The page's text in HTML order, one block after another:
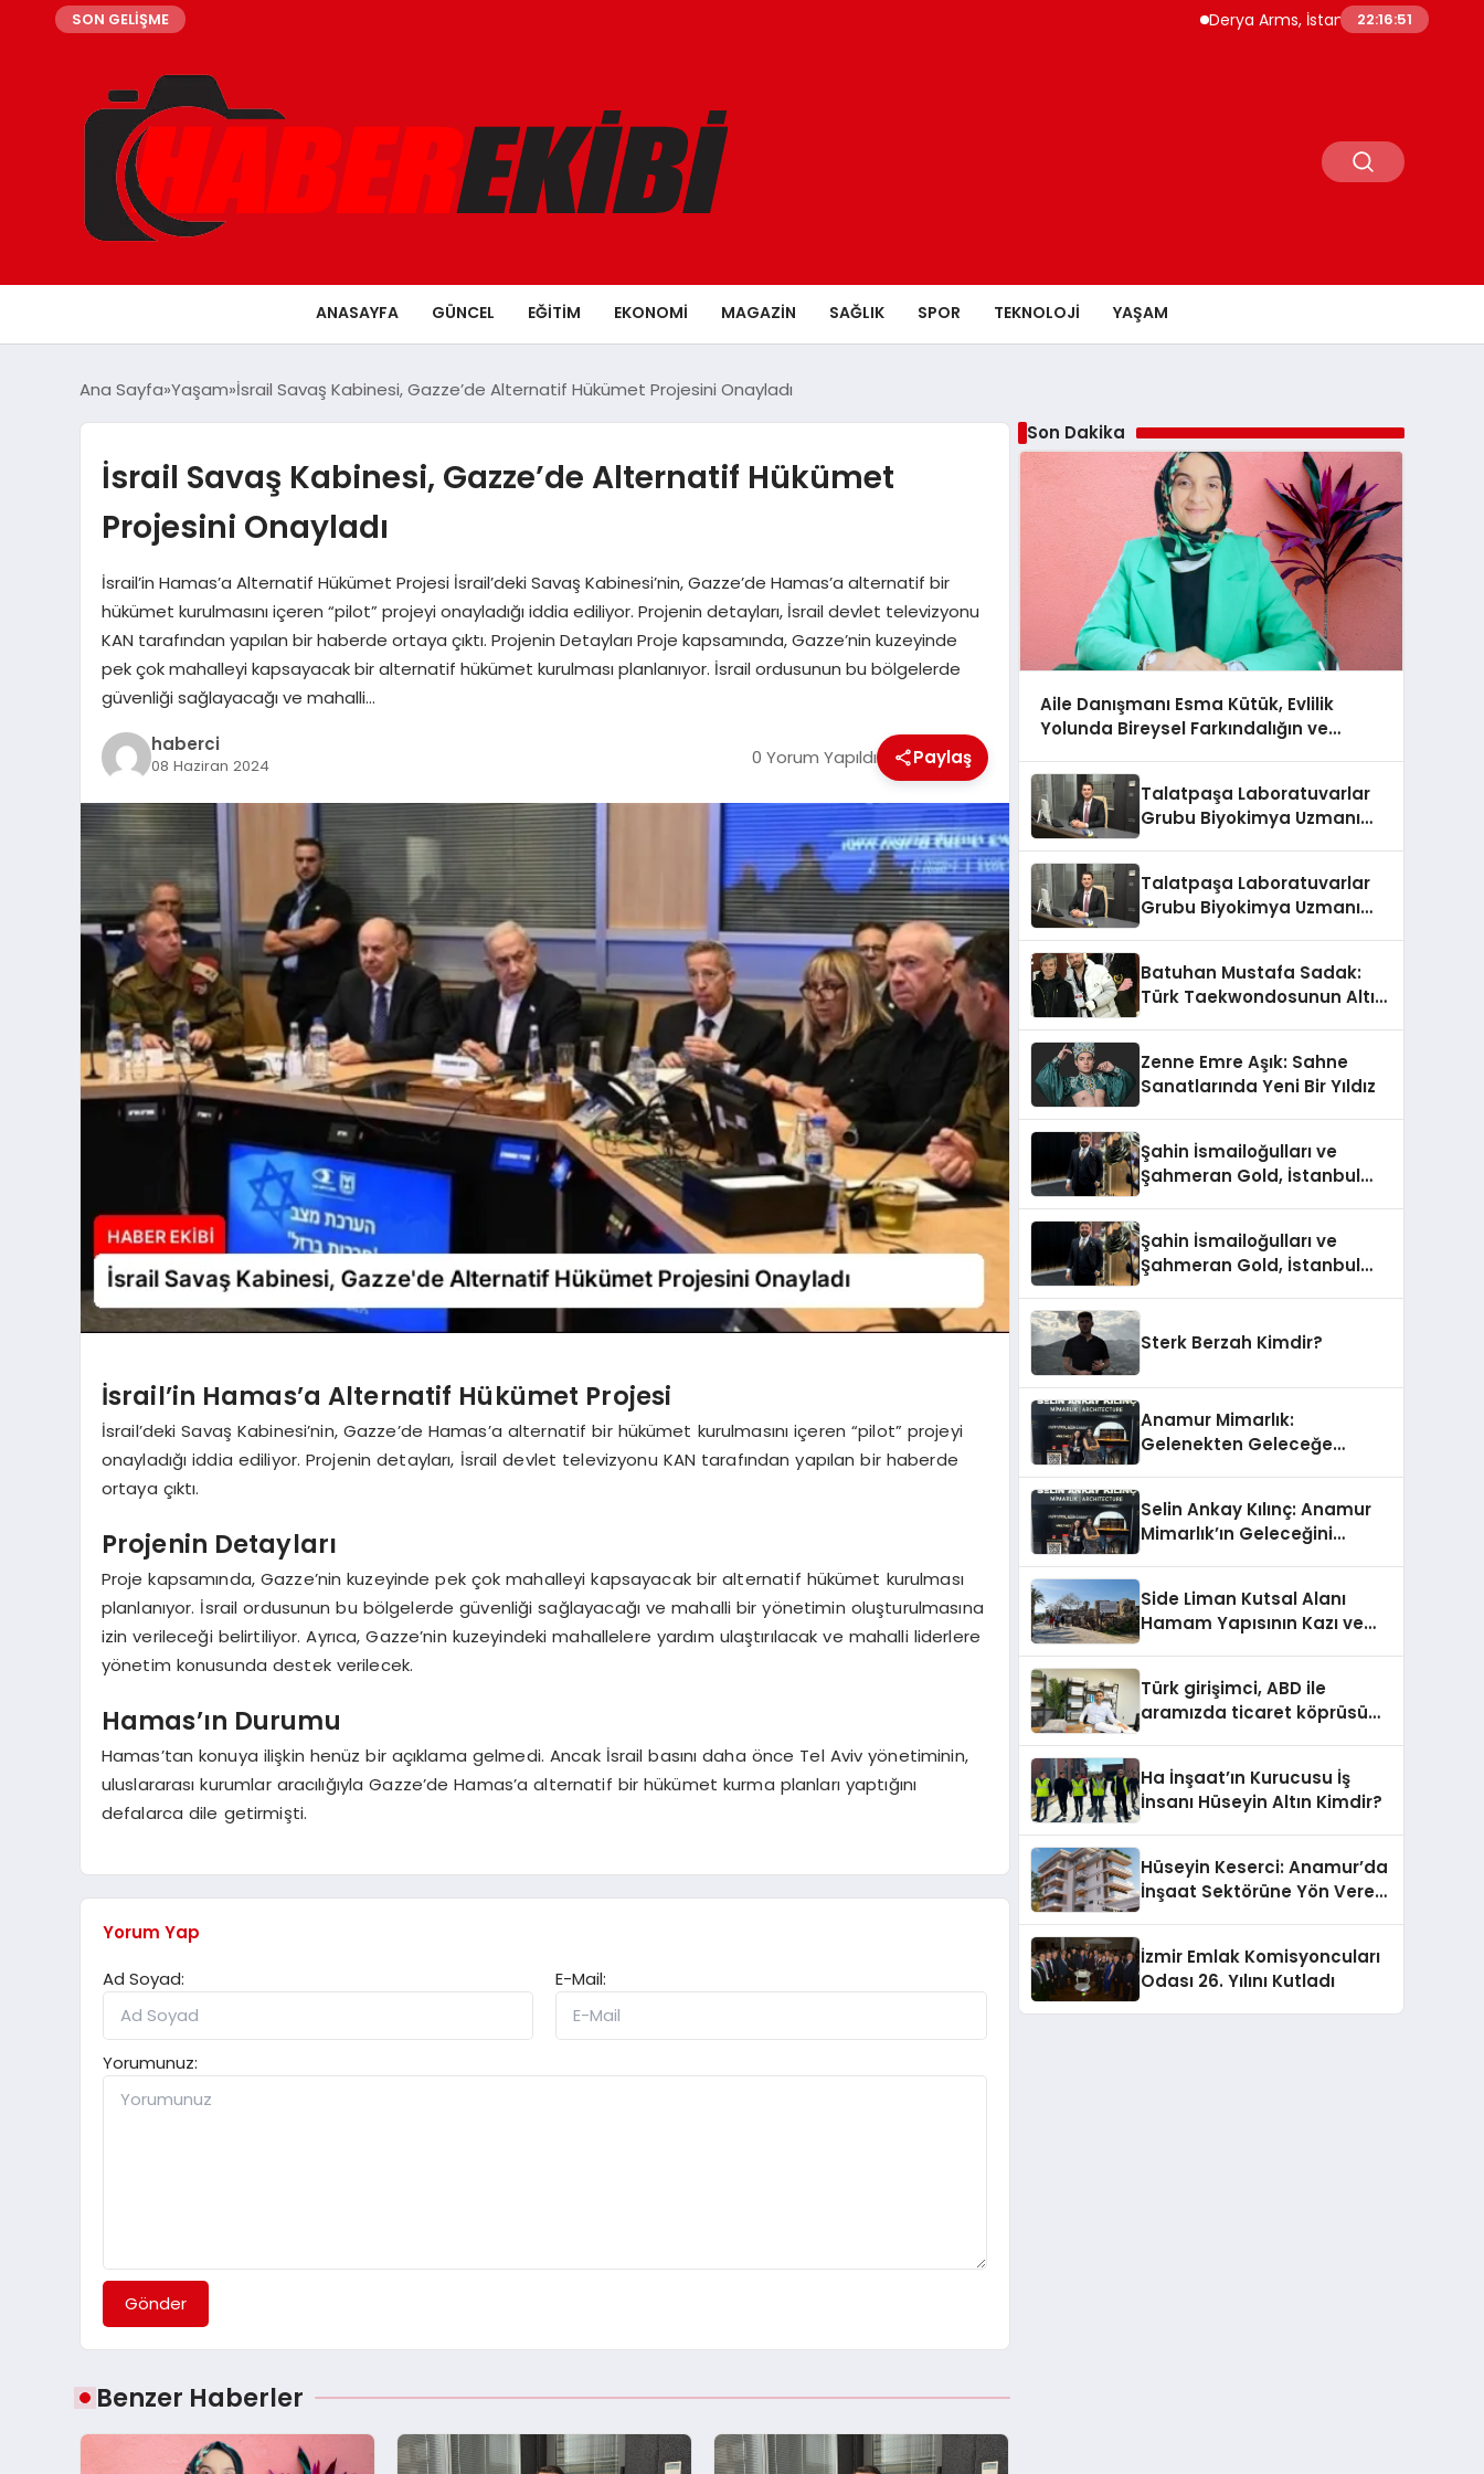
SON GELİŞME Derya Arms, İstanbul Prohunt 2026’da
22:16:52
ANASAYFA GÜNCEL EĞITIM EKONOMI MAGAZIN SAĞLIK SPOR TEKNOLOJI YAŞAM
Ana Sayfa Yaşam İsrail Savaş Kabinesi, Gazze’de Alternatif Hükümet Projesini Onayladı
İsrail Savaş Kabinesi, Gazze’de Alternatif Hükümet
Projesini Onayladı
İsrail’in Hamas’a Alternatif Hükümet Projesi İsrail’deki Savaş Kabinesi’nin, Gazze’de Hamas’a alternatif bir
hükümet kurulmasını içeren “pilot” projeyi onayladığı iddia ediliyor. Projenin detayları, İsrail devlet televizyonu
KAN tarafından yapılan bir haberde ortaya çıktı. Projenin Detayları Proje kapsamında, Gazze’nin kuzeyinde
pek çok mahalleyi kapsayacak bir alternatif hükümet kurulması planlanıyor. İsrail ordusunun bu bölgelerde
güvenliği sağlayacağı ve mahalli…
haberci
08 Haziran 2024 0 Yorum Yapıldı Paylaş
İsrail’in Hamas’a Alternatif Hükümet Projesi
İsrail’deki Savaş Kabinesi’nin, Gazze’de Hamas’a alternatif bir hükümet kurulmasını içeren “pilot” projeyi
onayladığı iddia ediliyor. Projenin detayları, İsrail devlet televizyonu KAN tarafından yapılan bir haberde
ortaya çıktı.
Projenin Detayları
Proje kapsamında, Gazze’nin kuzeyinde pek çok mahalleyi kapsayacak bir alternatif hükümet kurulması
planlanıyor. İsrail ordusunun bu bölgelerde güvenliği sağlayacağı ve mahalli bir yönetimin oluşturulmasına
izin verileceği belirtiliyor. Ayrıca, Gazze’nin kuzeyindeki mahallelere yardım ulaştırılacak ve mahalli liderlere
yönetim konusunda destek verilecek.
Hamas’ın Durumu
Hamas’tan konuya ilişkin henüz bir açıklama gelmedi. Ancak İsrail basını daha önce Tel Aviv yönetiminin,
uluslararası kurumlar aracılığıyla Gazze’de Hamas’a alternatif bir hükümet kurma planları yaptığını
defalarca dile getirmişti.
Yorum Yap
Ad Soyad:
E-Mail:
Yorumunuz:
Gönder
Benzer Haberler
Son Dakika
Aile Danışmanı Esma Kütük, Evlilik
Yolunda Bireysel Farkındalığın ve
Talatpaşa Laboratuvarlar
Grubu Biyokimya Uzmanı
Talatpaşa Laboratuvarlar
Grubu Biyokimya Uzmanı
Batuhan Mustafa Sadak:
Türk Taekwondosunun Altın
Zenne Emre Aşık: Sahne
Sanatlarında Yeni Bir Yıldız
Şahin İsmailoğulları ve
Şahmeran Gold, İstanbul
Şahin İsmailoğulları ve
Şahmeran Gold, İstanbul
Sterk Berzah Kimdir?
Anamur Mimarlık:
Gelenekten Geleceğe
Selin Ankay Kılınç: Anamur
Mimarlık’ın Geleceğini
Side Liman Kutsal Alanı
Hamam Yapısının Kazı ve
Katkılarıyla Tamamlandı
Türk girişimci, ABD ile
aramızda ticaret köprüsü
Ha İnşaat’ın Kurucusu İş
İnsanı Hüseyin Altın Kimdir?
Hüseyin Keserci: Anamur’da
İnşaat Sektörüne Yön Veren
İzmir Emlak Komisyoncuları
Odası 26. Yılını Kutladı